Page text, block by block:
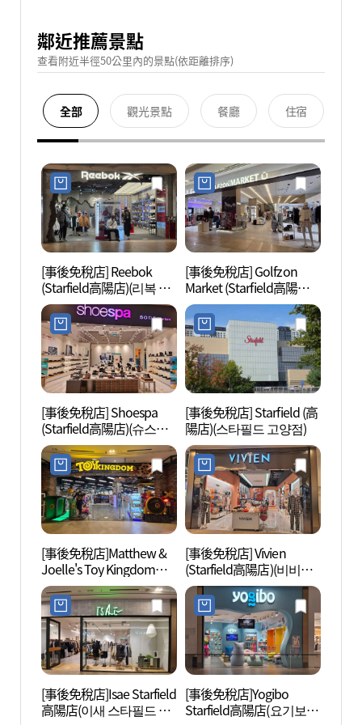
鄰近推薦景點
查看附近半徑50公里內的景點(依距離排序)
全部 觀光景點 餐廳 住宿
[事後免稅店] Reebok
(Starfield高陽店)(리복 스
타필드 고양점)
[事後免稅店] Golfzon
Market (Starfield高陽店)
(골프존마켓 스타필드 고
양점)
[事後免稅店] Shoespa
(Starfield高陽店)(슈스파
스타필드 고양점)
[事後免稅店] Starfield (高
陽店)(스타필드 고양점)
[事後免稅店]Matthew &
Joelle's Toy Kingdom
Starfield高陽店(매튜앤조
엘스토이킹덤 스타필드
고양점)
[事後免稅店] Vivien
(Starfield高陽店)(비비안
스타필드 고양점)
[事後免稅店]Isae Starfield
高陽店(이새 스타필드 고
[事後免稅店]Yogibo
Starfield高陽店(요기보 스